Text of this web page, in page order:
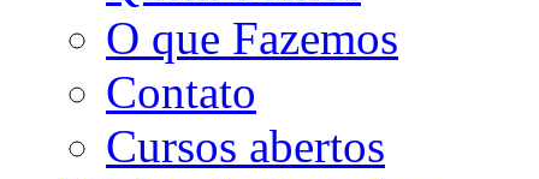
O que Fazemos
Contato
Cursos abertos